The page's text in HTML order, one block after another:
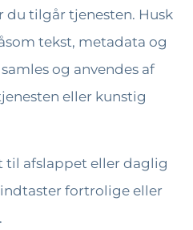
tilgår tjenesten. Husk
tekst, metadata og
og anvendes af
eller kunstig
til afslappet eller daglig
fortrolige eller